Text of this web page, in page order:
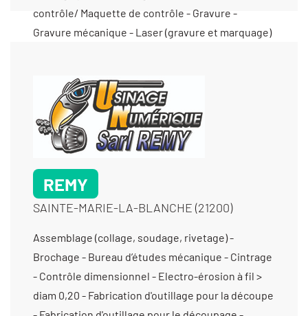
REMY
SAINTE-MARIE-LA-BLANCHE (21200)
Assemblage (collage, soudage, rivetage) -
Brochage - Bureau d’études mécanique - Cintrage
- Contrôle dimensionnel - Electro-érosion à fil >
diam 0,20 - Fabrication d'outillage pour la découpe